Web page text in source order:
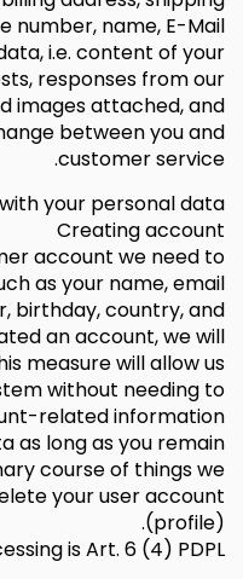
number, name, E-Mail.
i.e. content of your
responses from our
images attached, and
between you and
customer service.
your personal data?
Creating account
account we need to
as your name, email
birthday, country, and
an account, we will
measure will allow us
without needing to
related information.
as long as you remain
course of things we
your user account
(profile).
is Art. 6 (4) PDPL.